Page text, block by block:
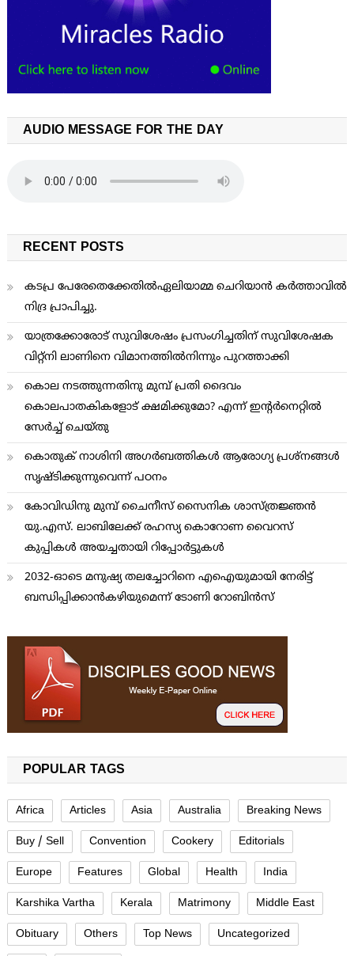
AUDIO MESSAGE FOR THE DAY
RECENT POSTS
കടപ്ര പേരേതെക്കേതിൽഏലിയാമ്മ ചെറിയാൻ കർത്താവിൽ
നിദ്ര പ്രാപിച്ചു.
യാത്രക്കോരോട് സുവിശേഷം പ്രസംഗിച്ചതിന് സുവിശേഷക
വിറ്റ്നി ലാണിനെ വിമാനത്തില്‍നിന്നും പുറത്താക്കി
കൊല നടത്തുന്നതിനു മുമ്പ് പ്രതി ദൈവം
കൊലപാതകികളോട് ക്ഷമിക്കുമോ? എന്ന് ഇന്റര്‍നെറ്റില്‍
സേര്‍ച്ച് ചെയ്തു
കൊതുക് നാശിനി അഗര്‍ബത്തികള്‍ ആരോഗ്യ പ്രശ്നങ്ങള്‍
സൃഷ്ടിക്കുന്നുവെന്ന് പഠനം
കോവിഡിനു മുമ്പ് ചൈനീസ് സൈനിക ശാസ്ത്രജ്ഞന്‍
യു.എസ്. ലാബിലേക്ക് രഹസ്യ കൊറോണ വൈറസ്
കുപ്പികള്‍ അയച്ചതായി റിപ്പോര്‍ട്ടുകള്‍
2032-ഓടെ മനുഷ്യ തലച്ചോറിനെ എഐയുമായി നേരിട്ട്
ബന്ധിപ്പിക്കാന്‍കഴിയുമെന്ന് ടോണി റോബിന്‍സ്
POPULAR TAGS
Africa Articles Asia Australia Breaking News
Buy / Sell Convention Cookery Editorials
Europe Features Global Health India
Karshika Vartha Kerala Matrimony Middle East
Obituary Others Top News Uncategorized